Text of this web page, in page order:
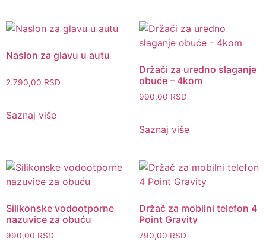
Naslon za glavu u autu
2.790,00 RSD
Saznaj više
Držači za uredno slaganje
obuće – 4kom
990,00 RSD
Saznaj više
Silikonske vodootporne
nazuvice za obuću
990,00 RSD
Držač za mobilni telefon 4
Point Gravity
790,00 RSD